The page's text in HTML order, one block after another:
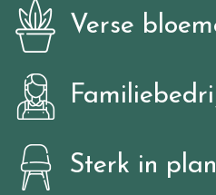
Verse
Sterk in